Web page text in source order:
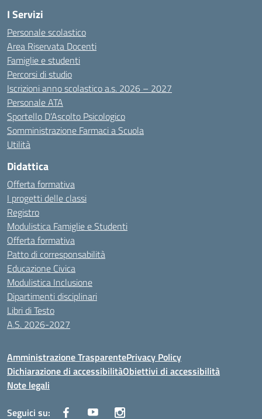
I Servizi
Personale scolastico
Area Riservata Docenti
Famiglie e studenti
Percorsi di studio
Iscrizioni anno scolastico a.s. 2026 – 2027
Personale ATA
Sportello D’Ascolto Psicologico
Somministrazione Farmaci a Scuola
Utilità
Didattica
Offerta formativa
I progetti delle classi
Registro
Modulistica Famiglie e Studenti
Offerta formativa
Patto di corresponsabilità
Educazione Civica
Modulistica Inclusione
Dipartimenti disciplinari
Libri di Testo
A.S. 2026-2027
Amministrazione TrasparentePrivacy Policy
Dichiarazione di accessibilitàObiettivi di accessibilità
Note legali
Seguici su: